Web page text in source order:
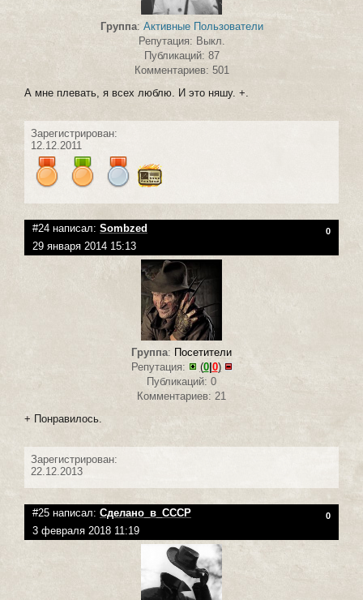
Группа: Активные Пользователи
Репутация: Выкл.
Публикаций: 87
Комментариев: 501
А мне плевать, я всех люблю. И это няшу. +.
Зарегистрирован:
12.12.2011
#24 написал: Sombzed 0
29 января 2014 15:13
Группа: Посетители
Репутация:
(0| 0)
Публикаций: 0
Комментариев: 21
+ Понравилось.
Зарегистрирован:
22.12.2013
#25 написал: Сделано_в_СССР 0
3 февраля 2018 11:19